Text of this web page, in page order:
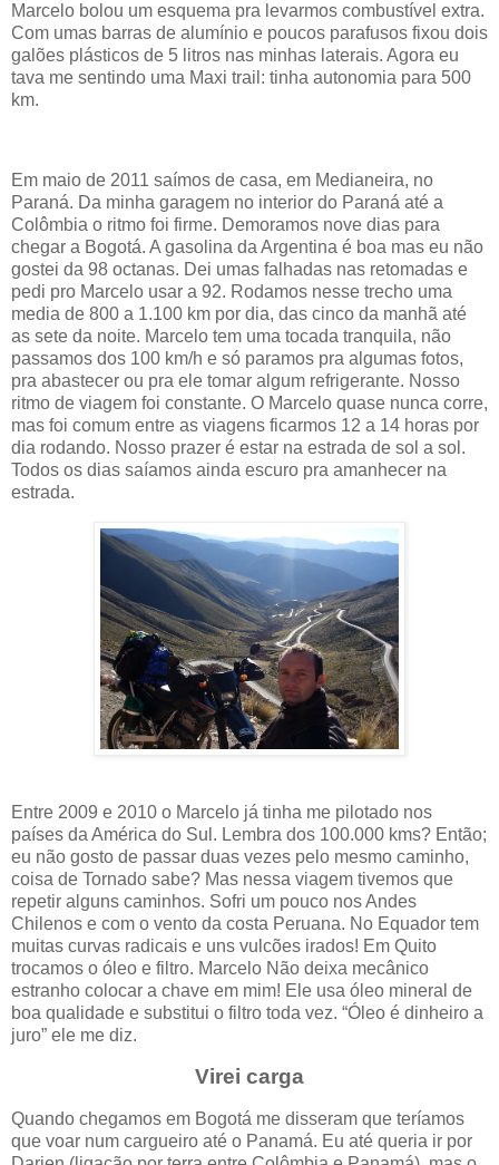
Marcelo bolou um esquema pra levarmos combustível extra.
Com umas barras de alumínio e poucos parafusos fixou dois
galões plásticos de 5 litros nas minhas laterais. Agora eu
tava me sentindo uma Maxi trail: tinha autonomia para 500
km.
Em maio de 2011 saímos de casa, em Medianeira, no
Paraná. Da minha garagem no interior do Paraná até a
Colômbia o ritmo foi firme. Demoramos nove dias para
chegar a Bogotá. A gasolina da Argentina é boa mas eu não
gostei da 98 octanas. Dei umas falhadas nas retomadas e
pedi pro Marcelo usar a 92. Rodamos nesse trecho uma
media de 800 a 1.100 km por dia, das cinco da manhã até
as sete da noite. Marcelo tem uma tocada tranquila, não
passamos dos 100 km/h e só paramos pra algumas fotos,
pra abastecer ou pra ele tomar algum refrigerante. Nosso
ritmo de viagem foi constante. O Marcelo quase nunca corre,
mas foi comum entre as viagens ficarmos 12 a 14 horas por
dia rodando. Nosso prazer é estar na estrada de sol a sol.
Todos os dias saíamos ainda escuro pra amanhecer na
estrada.
Entre 2009 e 2010 o Marcelo já tinha me pilotado nos
países da América do Sul. Lembra dos 100.000 kms? Então;
eu não gosto de passar duas vezes pelo mesmo caminho,
coisa de Tornado sabe? Mas nessa viagem tivemos que
repetir alguns caminhos. Sofri um pouco nos Andes
Chilenos e com o vento da costa Peruana. No Equador tem
muitas curvas radicais e uns vulcões irados! Em Quito
trocamos o óleo e filtro. Marcelo Não deixa mecânico
estranho colocar a chave em mim! Ele usa óleo mineral de
boa qualidade e substitui o filtro toda vez. “Óleo é dinheiro a
juro” ele me diz.
Virei carga
Quando chegamos em Bogotá me disseram que teríamos
que voar num cargueiro até o Panamá. Eu até queria ir por